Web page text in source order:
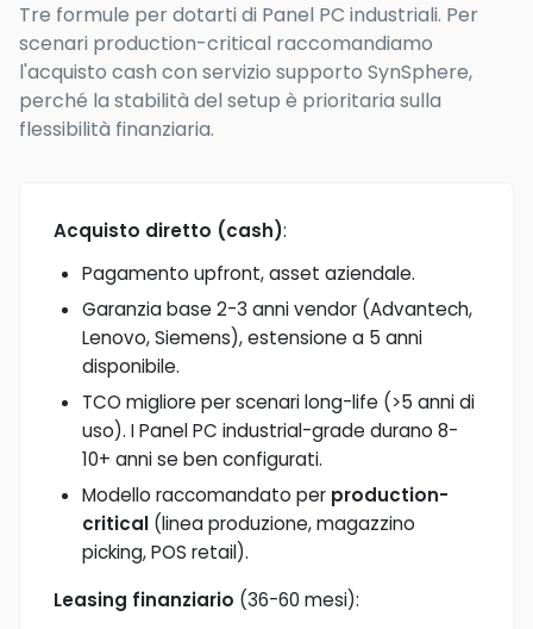
Tre formule per dotarti di Panel PC industriali. Per
scenari production-critical raccomandiamo
l'acquisto cash con servizio supporto SynSphere,
perché la stabilità del setup è prioritaria sulla
flessibilità finanziaria.
Acquisto diretto (cash):
Pagamento upfront, asset aziendale.
Garanzia base 2-3 anni vendor (Advantech,
Lenovo, Siemens), estensione a 5 anni
disponibile.
TCO migliore per scenari long-life (>5 anni di
uso). I Panel PC industrial-grade durano 8-
10+ anni se ben configurati.
Modello raccomandato per production-
critical (linea produzione, magazzino
picking, POS retail).
Leasing finanziario (36-60 mesi):